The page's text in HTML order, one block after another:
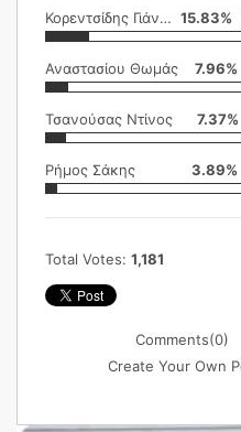
Κορεντσίδης Γιάννης 15.83%
Αναστασίου Θωμάς 7.96%
Τσανούσας Ντίνος 7.37%
Ρήμος Σάκης 3.89%
Total Votes: 1,181
Comments(0)
Create Your Own